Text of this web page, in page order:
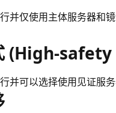
并仅使用主体服务器和
(High-
并可以选择使用见证服